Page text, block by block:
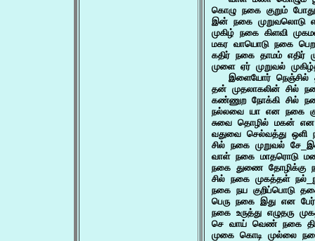
கொழு நகை குறும்
இன் நகை முறுவலொடு
முகிழ் நகை கிளவி
மகர வாயொடு நகை
கதிர் நகை தாமம் எதிர்
முளை ஏர் முறுவல்
இளையோர் நெஞ்சில்
தன் முதலாகலின் சில்
கண்ணுற நோக்கி சில்
நல்லவை யா என நகை
சுவை தொழில் மகன்
வதுவை செல்வத்து
சில் நகை முறுவல்
வாள் நகை மாதரொடு
நகை துணை
சில் நகை முகத்தள்
நகை நய குறிப்பொடு
பெரு நகை இது என
நகை உருத்து எழுதரு
செ வாய் வெண் நகை
முகை கொடி முல்லை